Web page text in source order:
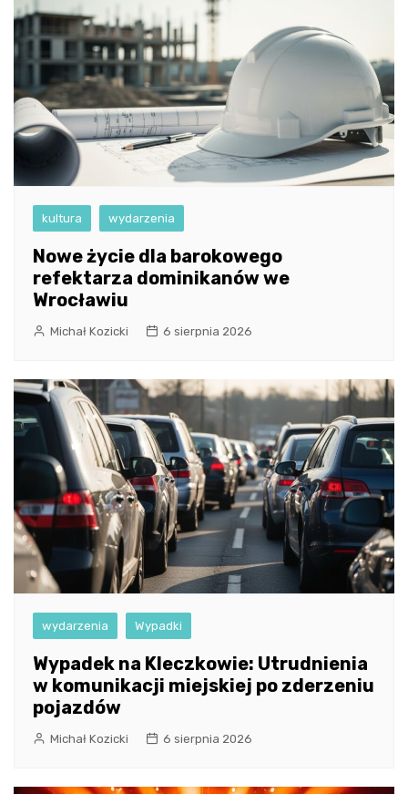
kultura wydarzenia
Nowe życie dla barokowego
refektarza dominikanów we
Wrocławiu
Michał Kozicki 6 sierpnia 2026
wydarzenia Wypadki
Wypadek na Kleczkowie: Utrudnienia
w komunikacji miejskiej po zderzeniu
pojazdów
Michał Kozicki 6 sierpnia 2026